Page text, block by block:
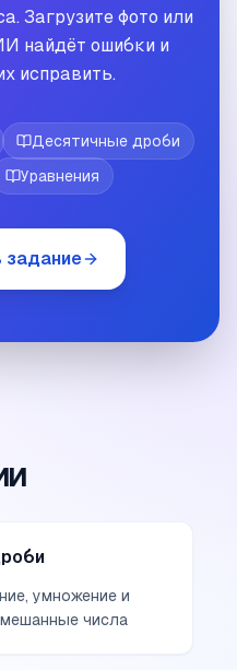
Загрузите фото или
найдёт ошибки и
исправить.
Десятичные дроби
Уравнения
задание
умножение и
числа